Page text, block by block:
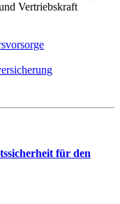
Vertriebskraft
für den